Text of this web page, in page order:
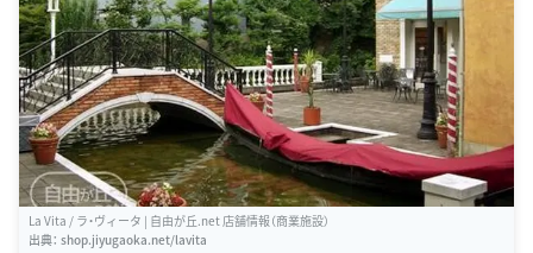
La Vita / ラ・ヴィータ | 自由が丘.net 店舗情報（商業施設）
出典： shop.jiyugaoka.net/lavita